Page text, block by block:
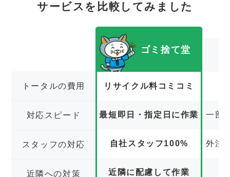
サービスを比較してみました
トータルの費用
対応スピード
スタッフの対応
近隣への対策
ゴミ捨て堂
リサイクル料コミコミ
最短即日・指定日に作業
自社スタッフ100%
近隣に配慮して作業
一部
外注